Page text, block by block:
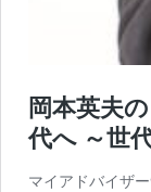
岡本英夫
代へ ～世
マイアドバイザ